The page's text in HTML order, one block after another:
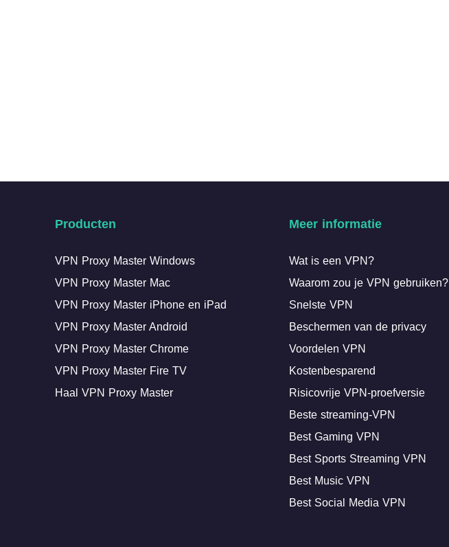
Producten
VPN Proxy Master Windows
VPN Proxy Master Mac
VPN Proxy Master iPhone en iPad
VPN Proxy Master Android
VPN Proxy Master Chrome
VPN Proxy Master Fire TV
Haal VPN Proxy Master
Meer informatie
Wat is een VPN?
Waarom zou je VPN gebruiken?
Snelste VPN
Beschermen van de privacy
Voordelen VPN
Kostenbesparend
Risicovrije VPN-proefversie
Beste streaming-VPN
Best Gaming VPN
Best Sports Streaming VPN
Best Music VPN
Best Social Media VPN